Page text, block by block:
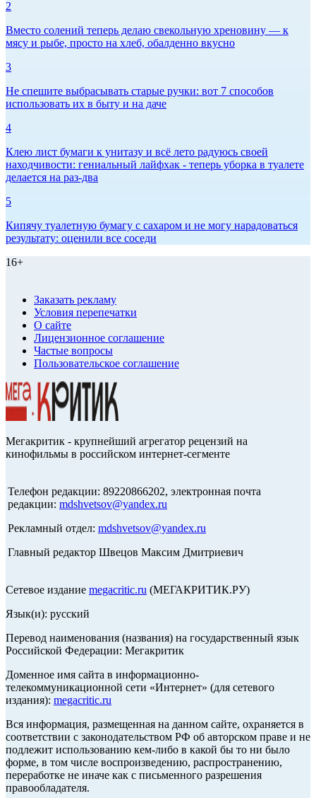
2
Вместо солений теперь делаю свекольную хреновину — к
мясу и рыбе, просто на хлеб, обалденно вкусно
3
Не спешите выбрасывать старые ручки: вот 7 способов
использовать их в быту и на даче
4
Клею лист бумаги к унитазу и всё лето радуюсь своей
находчивости: гениальный лайфхак - теперь уборка в туалете
делается на раз-два
5
Кипячу туалетную бумагу с сахаром и не могу нарадоваться
результату: оценили все соседи
16+
Заказать рекламу
Условия перепечатки
О сайте
Лицензионное соглашение
Частые вопросы
Пользовательское соглашение
Мегакритик - крупнейший агрегатор рецензий на
кинофильмы в российском интернет-сегменте
Телефон редакции: 89220866202, электронная почта
редакции: mdshvetsov@yandex.ru
Рекламный отдел: mdshvetsov@yandex.ru
Главный редактор Швецов Максим Дмитриевич
Сетевое издание megacritic.ru (МЕГАКРИТИК.РУ)
Язык(и): русский
Перевод наименования (названия) на государственный язык
Российской Федерации: Мегакритик
Доменное имя сайта в информационно-
телекоммуникационной сети «Интернет» (для сетевого
издания): megacritic.ru
Вся информация, размещенная на данном сайте, охраняется в
соответствии с законодательством РФ об авторском праве и не
подлежит использованию кем-либо в какой бы то ни было
форме, в том числе воспроизведению, распространению,
переработке не иначе как с письменного разрешения
правообладателя.